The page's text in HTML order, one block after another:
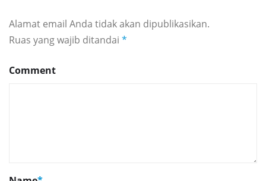
Alamat email Anda tidak akan dipublikasikan.
Ruas yang wajib ditandai *
Comment